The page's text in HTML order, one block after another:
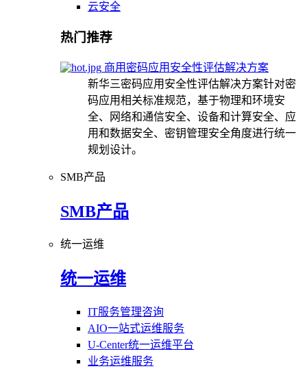
云安全
热门推荐
商用密码应用安全性评估解决方案
新华三密码应用安全性评估解决方案针对密
码应用相关标准规范，基于物理和环境安
全、网络和通信安全、设备和计算安全、应
用和数据安全、密钥管理安全角度进行统一
规划设计。
SMB产品
SMB产品
统一运维
统一运维
IT服务管理咨询
AIO一站式运维服务
U-Center统一运维平台
业务运维服务